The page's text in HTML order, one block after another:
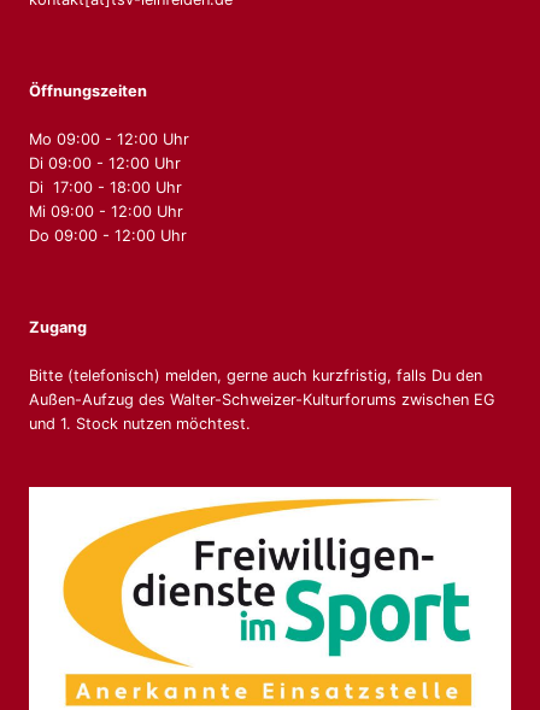
Öffnungszeiten
Mo 09:00 - 12:00 Uhr
Di 09:00 - 12:00 Uhr
Di 17:00 - 18:00 Uhr
Mi 09:00 - 12:00 Uhr
Do 09:00 - 12:00 Uhr
Zugang
Bitte (telefonisch) melden, gerne auch kurzfristig, falls Du den
Außen-Aufzug des Walter-Schweizer-Kulturforums zwischen EG
und 1. Stock nutzen möchtest.